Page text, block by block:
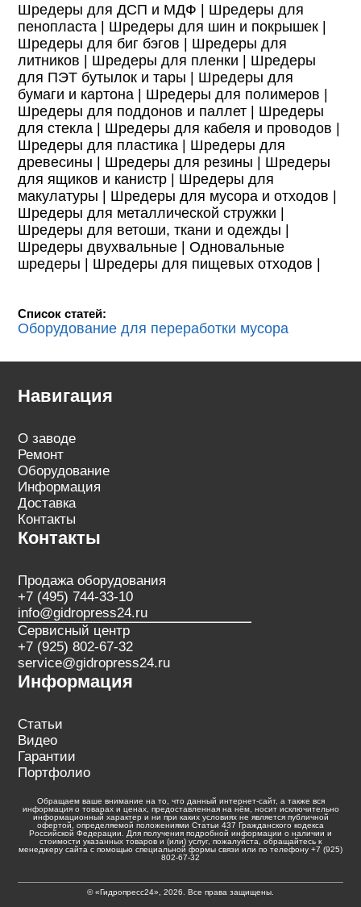
Шредеры для ДСП и МДФ | Шредеры для
пенопласта | Шредеры для шин и покрышек |
Шредеры для биг бэгов | Шредеры для
литников | Шредеры для пленки | Шредеры
для ПЭТ бутылок и тары | Шредеры для
бумаги и картона | Шредеры для полимеров |
Шредеры для поддонов и паллет | Шредеры
для стекла | Шредеры для кабеля и проводов |
Шредеры для пластика | Шредеры для
древесины | Шредеры для резины | Шредеры
для ящиков и канистр | Шредеры для
макулатуры | Шредеры для мусора и отходов |
Шредеры для металлической стружки |
Шредеры для ветоши, ткани и одежды |
Шредеры двухвальные |Одновальные
шредеры | Шредеры для пищевых отходов |
Список статей:
Оборудование для переработки мусора
Навигация
О заводе
Ремонт
Оборудование
Информация
Доставка
Контакты
Контакты
Продажа оборудования
+7 (495) 744-33-10
info@gidropress24.ru
Сервисный центр
+7 (925) 802-67-32
service@gidropress24.ru
Информация
Статьи
Видео
Гарантии
Портфолио
Обращаем ваше внимание на то, что данный интернет-сайт, а также вся
информация о товарах и ценах, предоставленная на нём, носит исключительно
информационный характер и ни при каких условиях не является публичной
офертой, определяемой положениями Статьи 437 Гражданского кодекса
Российской Федерации. Для получения подробной информации о наличии и
стоимости указанных товаров и (или) услуг, пожалуйста, обращайтесь к
менеджеру сайта с помощью специальной формы связи или по телефону +7 (925)
802-67-32
© «Гидропресс24», 2026. Все права защищены.